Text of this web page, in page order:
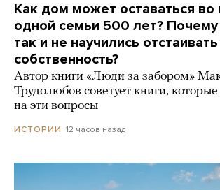
Как дом может оставаться во
одной семьи 500 лет? Почему
так и не научились
собственность?
Автор книги «Люди за забором»
Трудолюбов советует книги,
на эти вопросы
ИСТОРИИ 12 часов назад